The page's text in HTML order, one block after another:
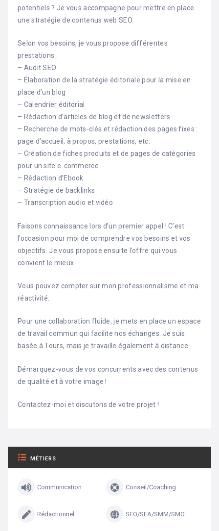
potentiels ? Je vous accompagne pour mettre en place
une stratégie de contenus web SEO.
Selon vos besoins, je vous propose différentes
prestations :
– Audit SEO
– Élaboration de la stratégie éditoriale pour la mise en
place d’un blog
– Calendrier éditorial
– Rédaction d’articles de blog et de newsletters
– Recherche de mots-clés et rédaction des pages fixes :
page d’accueil, à propos, prestations, etc.
– Création de fiches produits et de pages de catégories
pour un site e-commerce
– Rédaction d’Ebook
– Stratégie de backlinks
– Transcription audio et vidéo
Faisons connaissance lors d’un premier appel ! C’est
l’occasion pour moi de comprendre vos besoins et vos
objectifs. Je vous propose ensuite l’offre qui vous
convient le mieux.
Vous pouvez compter sur mon professionnalisme et ma
réactivité.
Pour une collaboration fluide, je mets en place un espace
de travail commun qui facilite nos échanges. Je suis
basée à Tours, mais je travaille également à distance.
Démarquez-vous de vos concurrents avec des contenus
de qualité et à votre image !
Contactez-moi et discutons de votre projet !
MÉTIERS
Communication Conseil/Coaching
Rédactionnel SEO/SEA/SMM/SMO